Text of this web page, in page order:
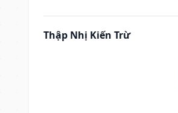
Thập Nhị Kiến Trừ